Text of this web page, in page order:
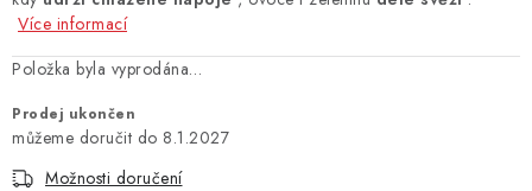
Více informací
Položka byla vyprodána…
Prodej ukončen
8.1.2027
Možnosti doručení